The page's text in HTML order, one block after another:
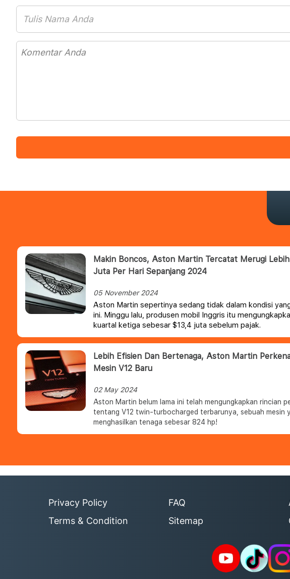
Makin Boncos, Aston Martin Tercatat Merugi Lebih
Juta Per Hari Sepanjang 2024
05 November 2024
Aston Martin sepertinya sedang tidak dalam kondisi
ini. Minggu lalu, produsen mobil Inggris itu
kuartal ketiga sebesar $13,4 juta sebelum pajak.
Lebih Efisien Dan Bertenaga, Aston Martin
Mesin V12 Baru
02 May 2024
Aston Martin belum lama ini telah mengungkapkan rincian
tentang V12 twin-turbocharged terbarunya, sebuah mesin
menghasilkan tenaga sebesar 824 hp!
Privacy Policy
Terms & Condition
FAQ
Sitemap